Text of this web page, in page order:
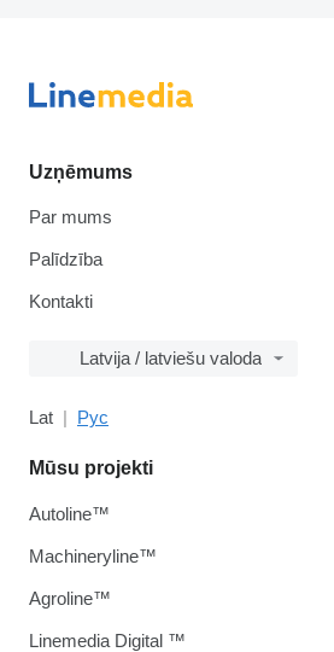
Uzņēmums
Par mums
Palīdzība
Kontakti
Latvija / latviešu valoda
Lat Рус
Mūsu projekti
Autoline™
Machineryline™
Agroline™
Linemedia Digital ™